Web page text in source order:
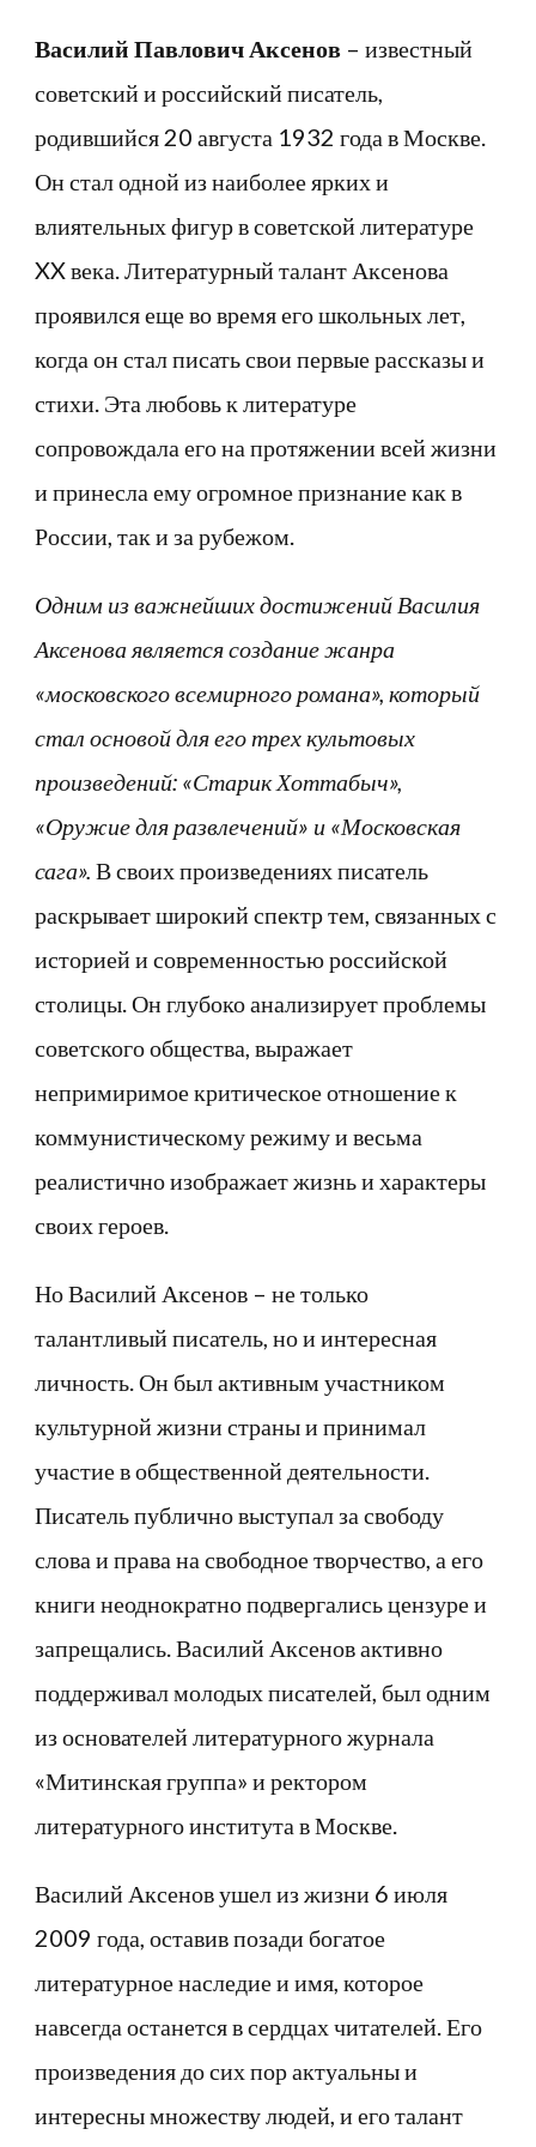
активного
участника
общественной
жизни
факты
и
достижения
Василий Павлович Аксенов – известный
советский и российский писатель,
родившийся 20 августа 1932 года в Москве.
Он стал одной из наиболее ярких и
влиятельных фигур в советской литературе
XX века. Литературный талант Аксенова
проявился еще во время его школьных лет,
когда он стал писать свои первые рассказы и
стихи. Эта любовь к литературе
сопровождала его на протяжении всей жизни
и принесла ему огромное признание как в
России, так и за рубежом.
Одним из важнейших достижений Василия
Аксенова является создание жанра
«московского всемирного романа», который
стал основой для его трех культовых
произведений: «Старик Хоттабыч»,
«Оружие для развлечений» и «Московская
сага». В своих произведениях писатель
раскрывает широкий спектр тем, связанных с
историей и современностью российской
столицы. Он глубоко анализирует проблемы
советского общества, выражает
непримиримое критическое отношение к
коммунистическому режиму и весьма
реалистично изображает жизнь и характеры
своих героев.
Но Василий Аксенов – не только
талантливый писатель, но и интересная
личность. Он был активным участником
культурной жизни страны и принимал
участие в общественной деятельности.
Писатель публично выступал за свободу
слова и права на свободное творчество, а его
книги неоднократно подвергались цензуре и
запрещались. Василий Аксенов активно
поддерживал молодых писателей, был одним
из основателей литературного журнала
«Митинская группа» и ректором
литературного института в Москве.
Василий Аксенов ушел из жизни 6 июля
2009 года, оставив позади богатое
литературное наследие и имя, которое
навсегда останется в сердцах читателей. Его
произведения до сих пор актуальны и
интересны множеству людей, и его талант